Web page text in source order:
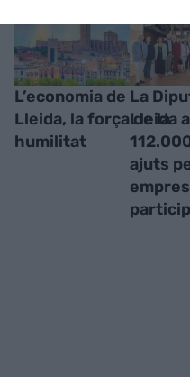
L’economia de
Lleida, la força de la
humilitat
La
Lleida
ajuts